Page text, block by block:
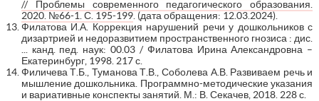
// Проблемы современного педагогического образования.
2020. №66-1. С. 195-199. (дата обращения: 12.03.2024).
Филатова И.А. Коррекция нарушений речи у дошкольников с
дизартрией и недоразвитием пространственного гнозиса : дис.
... канд. пед. наук: 00.03 / Филатова Ирина Александровна –
Екатеринбург, 1998. 217 с.
Филичева Т.Б., Туманова Т.В., Соболева А.В. Развиваем речь и
мышление дошкольника. Программно-методические указания
и вариативные конспекты занятий. М.: В. Секачев, 2018. 228 с.